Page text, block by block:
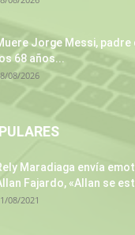
Jorge Messi, padre
los 68 años...
08/2026
Maradiaga envía
Fajardo, «Allan se
08/2021